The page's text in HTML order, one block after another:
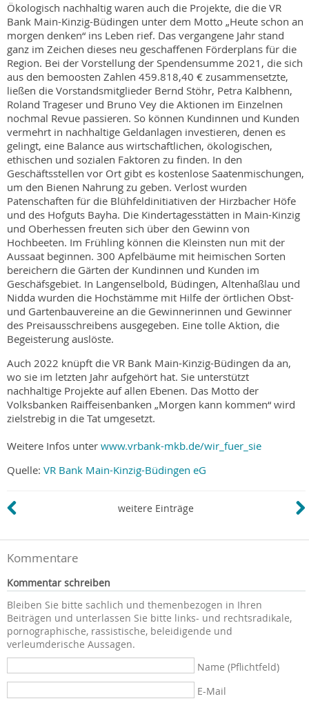
Ökologisch nachhaltig waren auch die Projekte, die die VR
Bank Main-Kinzig-Büdingen unter dem Motto „Heute schon an
morgen denken“ ins Leben rief. Das vergangene Jahr stand
ganz im Zeichen dieses neu geschaffenen Förderplans für die
Region. Bei der Vorstellung der Spendensumme 2021, die sich
aus den bemoosten Zahlen 459.818,40 € zusammensetzte,
ließen die Vorstandsmitglieder Bernd Stöhr, Petra Kalbhenn,
Roland Trageser und Bruno Vey die Aktionen im Einzelnen
nochmal Revue passieren. So können Kundinnen und Kunden
vermehrt in nachhaltige Geldanlagen investieren, denen es
gelingt, eine Balance aus wirtschaftlichen, ökologischen,
ethischen und sozialen Faktoren zu finden. In den
Geschäftsstellen vor Ort gibt es kostenlose Saatenmischungen,
um den Bienen Nahrung zu geben. Verlost wurden
Patenschaften für die Blühfeldinitiativen der Hirzbacher Höfe
und des Hofguts Bayha. Die Kindertagesstätten in Main-Kinzig
und Oberhessen freuten sich über den Gewinn von
Hochbeeten. Im Frühling können die Kleinsten nun mit der
Aussaat beginnen. 300 Apfelbäume mit heimischen Sorten
bereichern die Gärten der Kundinnen und Kunden im
Geschäfsgebiet. In Langenselbold, Büdingen, Altenhaßlau und
Nidda wurden die Hochstämme mit Hilfe der örtlichen Obst-
und Gartenbauvereine an die Gewinnerinnen und Gewinner
des Preisausschreibens ausgegeben. Eine tolle Aktion, die
Begeisterung auslöste.
Auch 2022 knüpft die VR Bank Main-Kinzig-Büdingen da an,
wo sie im letzten Jahr aufgehört hat. Sie unterstützt
nachhaltige Projekte auf allen Ebenen. Das Motto der
Volksbanken Raiffeisenbanken „Morgen kann kommen“ wird
zielstrebig in die Tat umgesetzt.
Weitere Infos unter www.vrbank-mkb.de/wir_fuer_sie
Quelle: VR Bank Main-Kinzig-Büdingen eG
weitere Einträge
Kommentare
Kommentar schreiben
Bleiben Sie bitte sachlich und themenbezogen in Ihren
Beiträgen und unterlassen Sie bitte links- und rechtsradikale,
pornographische, rassistische, beleidigende und
verleumderische Aussagen.
Name (Pflichtfeld)
E-Mail